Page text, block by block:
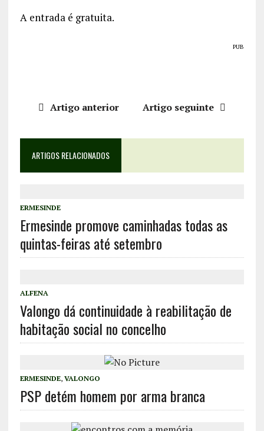
A entrada é gratuita.
PUB
Artigo anterior Artigo seguinte
ARTIGOS RELACIONADOS
ERMESINDE
Ermesinde promove caminhadas todas as
quintas-feiras até setembro
ALFENA
Valongo dá continuidade à reabilitação de
habitação social no concelho
ERMESINDE, VALONGO
PSP detém homem por arma branca